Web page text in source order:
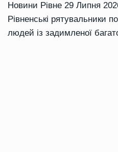
Новини Рівне 29 Липня
Рівненські рятувальники
людей із задимленої